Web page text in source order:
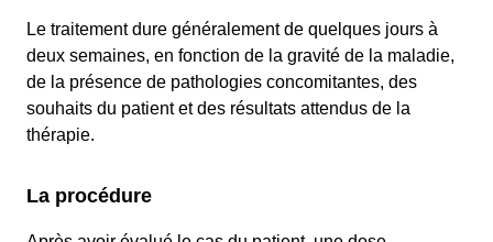
Le traitement dure généralement de quelques jours à
deux semaines, en fonction de la gravité de la maladie,
de la présence de pathologies concomitantes, des
souhaits du patient et des résultats attendus de la
thérapie.
La procédure